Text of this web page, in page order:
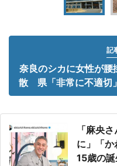
記
奈良のシカに女性が
散 県「非常に不適切
「麻央
に」「
15歳の